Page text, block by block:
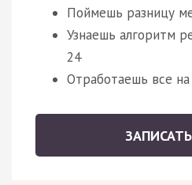
Поймешь разницу
Узнаешь алгоритм
24
Отработаешь все